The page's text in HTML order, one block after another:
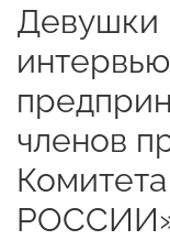
Девушки
интервью
членов